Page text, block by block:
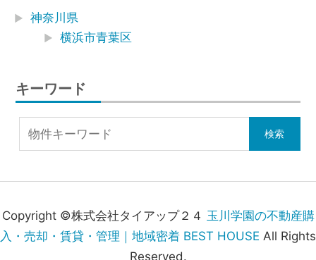
神奈川県
横浜市青葉区
キーワード
Copyright ©株式会社タイアップ２４ 玉川学園の不動産購
入・売却・賃貸・管理｜地域密着 BEST HOUSE All Rights
Reserved.